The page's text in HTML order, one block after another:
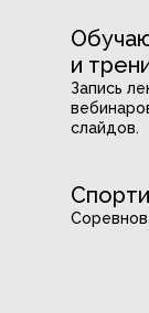
и
Запись
слайдов.